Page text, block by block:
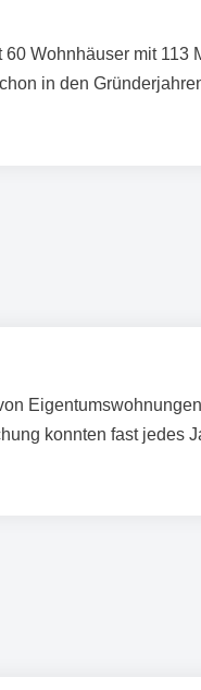
Wohnhäuser mit
in den
konnten fast